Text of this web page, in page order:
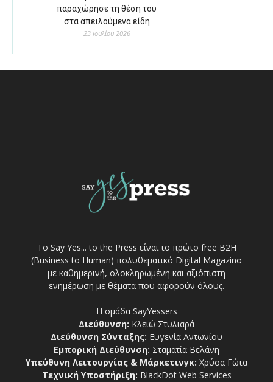
παραχώρησε τη θέση του
στα απειλούμενα είδη
23 Ιουλίου 2026
Το Say Yes... to the Press είναι το πρώτο free Β2Η
(Business to Human) πολυθεματικό Digital Magazino
με καθημερινή, ολοκληρωμένη και αξιόπιστη
ενημέρωση με θέματα που αφορούν όλους.
Η ομάδα SayYessers
Διεύθυνση: Κλειώ Στυλιαρά
Διεύθυνση Σύνταξης: Ευγενία Αντωνίου
Εμπορική Διεύθυνση: Σταματία Βελάνη
Υπεύθυνη Λειτουργίας & Μάρκετινγκ: Χρύσα Γώτα
Τεχνική Υποστήριξη: BlackDot Web Services